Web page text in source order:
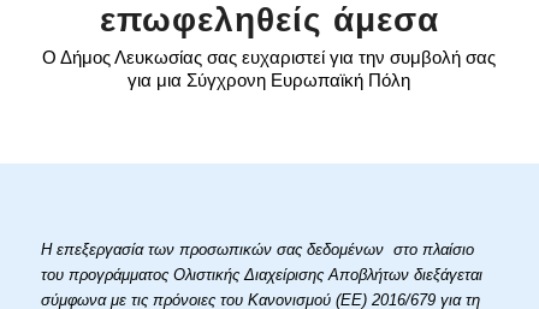
επωφεληθείς άμεσα
Ο Δήμος Λευκωσίας σας ευχαριστεί για την συμβολή σας
για μια Σύγχρονη Ευρωπαϊκή Πόλη
Η επεξεργασία των προσωπικών σας δεδομένων στο πλαίσιο
του προγράμματος Ολιστικής Διαχείρισης Αποβλήτων διεξάγεται
σύμφωνα με τις πρόνοιες του Κανονισμού (ΕΕ) 2016/679 για τη